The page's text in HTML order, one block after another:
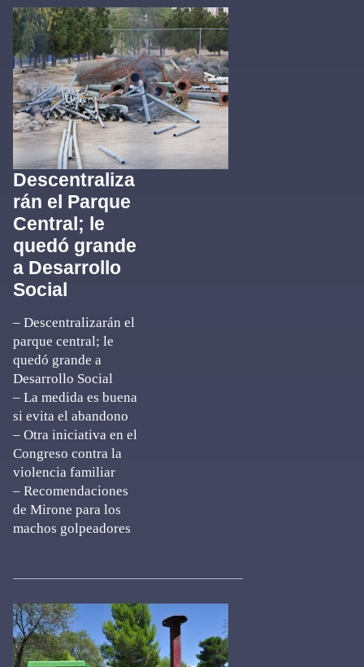
Descentraliza
rán el Parque
Central; le
quedó grande
a Desarrollo
Social
– Descentralizarán el
parque central; le
quedó grande a
Desarrollo Social
– La medida es buena
si evita el abandono
– Otra iniciativa en el
Congreso contra la
violencia familiar
– Recomendaciones
de Mirone para los
machos golpeadores